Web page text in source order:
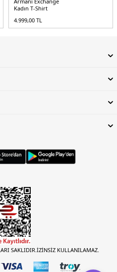
Kadın T-Shirt
4.999,00 TL
SAKLIDIR.İZİNSİZ KULLANILAMAZ.